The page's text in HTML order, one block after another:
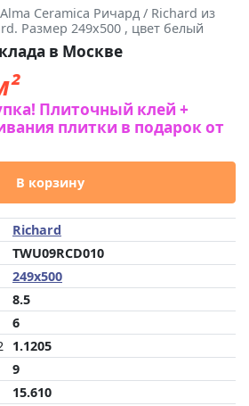
Ceramica Ричард / Richard из
Размер 249x500 , цвет белый
в Москве
Плиточный клей +
плитки в подарок от
В корзину
Richard
TWU09RCD010
249x500
8.5
6
1.1205
9
15.610